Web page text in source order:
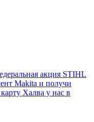
акция STIHL
Makita и получи
Халва у нас в